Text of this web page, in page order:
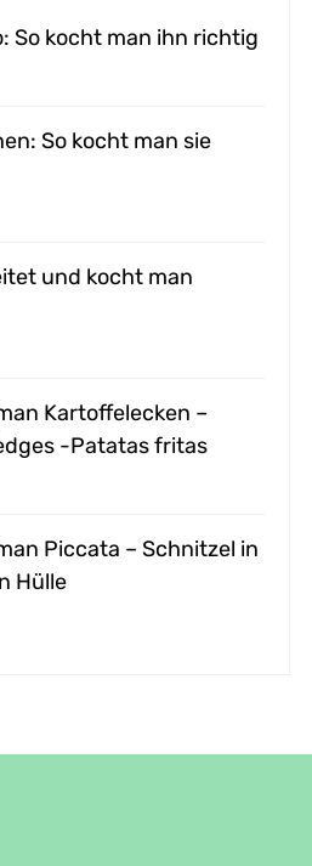
So kocht man ihn richtig
So kocht man sie
und kocht man
Kartoffelecken –
-Patatas fritas
Piccata – Schnitzel in
Hülle